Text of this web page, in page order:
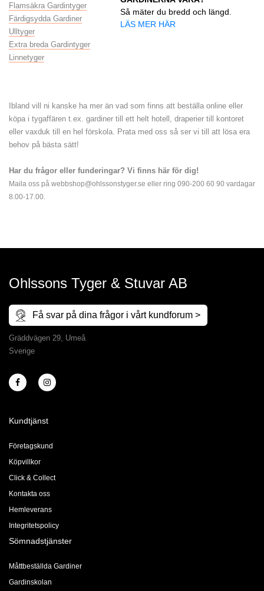
Flamsäkra Gardintyger
Färdigsydda Gardiner
Ulltyger
Extra breda Gardintyger
Linnetyger
Så mäter du bredd och längd.
LÄS MER HÄR
Ibland vill ni kanske ha mer än vad som finns att beställa online eller
köpa i tygaffären t.ex. gardiner till ett helt hotell, draperier till kontoret
eller vaxduk till en hel förskola. Prata med oss så ser vi till att lösa era
behov på bästa sätt!
Har du frågor eller funderingar? Vi finns här för dig!
Maila oss på webbshop@ohlssonstyger.se eller ring 090-200 60 90 vardagar
8.00-17.00.
Ohlssons Tyger & Stuvar AB
Få svar på dina frågor i vårt kundforum >
Gräddvägen 29, Umeå
Sverige
Kundtjänst
Företagskund
Köpvillkor
Click & Collect
Kontakta oss
Hemleverans
Integritetspolicy
Sömnadstjänster
Måttbeställda Gardiner
Gardinskolan